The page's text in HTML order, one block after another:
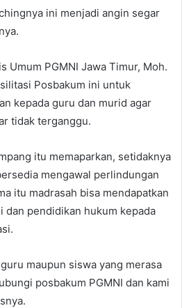
ini menjadi angin segar
Umum PGMNI Jawa Timur, Moh.
Posbakum ini untuk
kepada guru dan murid agar
tidak terganggu.
itu memaparkan, setidaknya
mengawal perlindungan
itu madrasah bisa mendapatkan
dan pendidikan hukum kepada
maupun siswa yang merasa
posbakum PGMNI dan kami